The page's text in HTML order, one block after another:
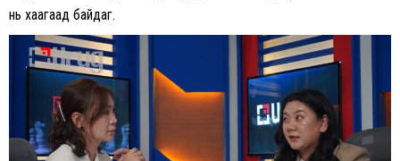
нь хаагаад байдаг.